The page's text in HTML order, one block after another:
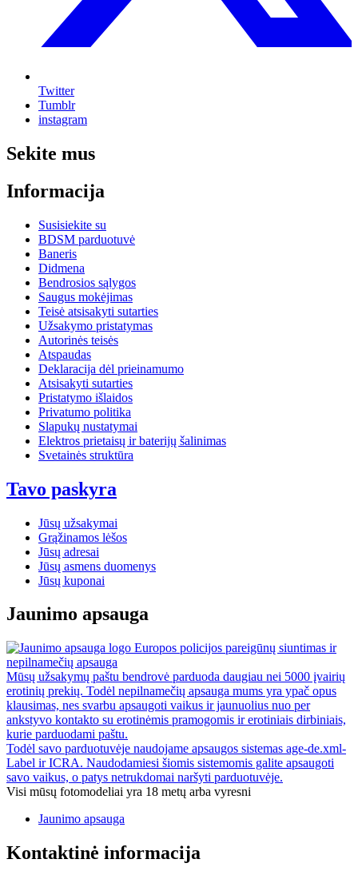
Twitter
Tumblr
instagram
Sekite mus
Informacija
Susisiekite su
BDSM parduotuvė
Baneris
Didmena
Bendrosios sąlygos
Saugus mokėjimas
Teisė atsisakyti sutarties
Užsakymo pristatymas
Autorinės teisės
Atspaudas
Deklaracija dėl prieinamumo
Atsisakyti sutarties
Pristatymo išlaidos
Privatumo politika
Slapukų nustatymai
Elektros prietaisų ir baterijų šalinimas
Svetainės struktūra
Tavo paskyra
Jūsų užsakymai
Grąžinamos lėšos
Jūsų adresai
Jūsų asmens duomenys
Jūsų kuponai
Jaunimo apsauga
Europos policijos pareigūnų siuntimas ir
nepilnamečių apsauga
Mūsų užsakymų paštu bendrovė parduoda daugiau nei 5000 įvairių
erotinių prekių. Todėl nepilnamečių apsauga mums yra ypač opus
klausimas, nes svarbu apsaugoti vaikus ir jaunuolius nuo per
ankstyvo kontakto su erotinėmis pramogomis ir erotiniais dirbiniais,
kurie parduodami paštu.
Todėl savo parduotuvėje naudojame apsaugos sistemas age-de.xml-
Label ir ICRA. Naudodamiesi šiomis sistemomis galite apsaugoti
savo vaikus, o patys netrukdomai naršyti parduotuvėje.
Visi mūsų fotomodeliai yra 18 metų arba vyresni
Jaunimo apsauga
Kontaktinė informacija